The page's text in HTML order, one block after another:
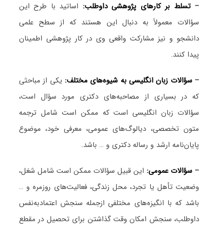
–تسلط بر کارهای پژوهشی داوطلب: اساتید با طرح این
سؤالات معمولاً به دنبال این هستند که از سطح علمی
دانشجو و نیز مشارکت واقعی وی در کار پژوهشی اطمینان
پیدا کنند.
– سؤالات زبان انگلیسی به شیوه‌های مختلف: یکی از مباحثی
که در بسیاری از مصاحبه‌های دکتری مورد سؤال است،
سؤالات زبان انگلیسی است که ممکن است شامل ترجمه
متون تخصصی، دیالوگ‌های عمومی، معرفی خود، موضوع
پایان‌نامه ارشد و رساله دکتری و … باشد.
– سؤالات عمومی: این قبیل سؤالات ممکن است شامل شغل،
وضعیت تأهل یا تجرد، محل زندگی، فعالیت‌های روزمره و …
باشد که با انگیزه‌های مختلفی ازجمله سنجش اعتمادبه‌نفس
داوطلب، سنجش امکان وقت گذاشتن برای تحصیل در مقطع